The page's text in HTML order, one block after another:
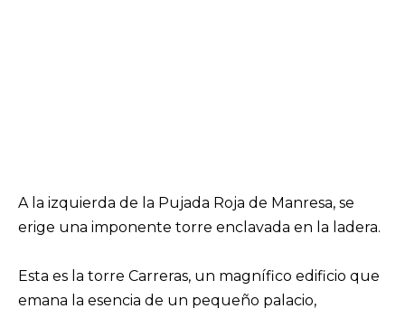
A la izquierda de la Pujada Roja de Manresa, se
erige una imponente torre enclavada en la ladera.
Esta es la torre Carreras, un magnífico edificio que
emana la esencia de un pequeño palacio,